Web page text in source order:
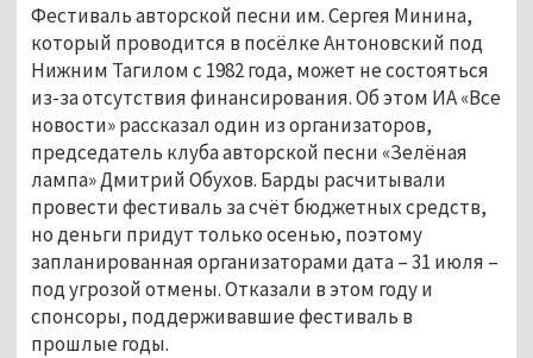
Фестиваль авторской песни им. Сергея Минина,
который проводится в посёлке Антоновский под
Нижним Тагилом с 1982 года, может не состояться
из-за отсутствия финансирования. Об этом ИА «Все
новости» рассказал один из организаторов,
председатель клуба авторской песни «Зелёная
лампа» Дмитрий Обухов. Барды расчитывали
провести фестиваль за счёт бюджетных средств,
но деньги придут только осенью, поэтому
запланированная организаторами дата – 31 июля –
под угрозой отмены. Отказали в этом году и
спонсоры, поддерживавшие фестиваль в
прошлые годы.